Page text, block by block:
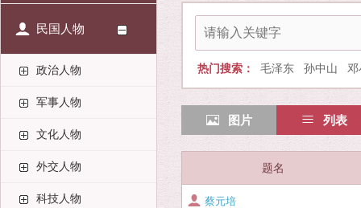
民国人物
政治人物
军事人物
文化人物
外交人物
科技人物
热门搜索： 毛泽东 孙中山
图片 列表
题名
蔡元培